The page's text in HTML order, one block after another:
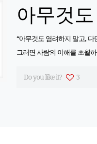
아무것
“아무것도 염려하지 말고,
그러면 사람의 이해를 초월
Do you like it? 3